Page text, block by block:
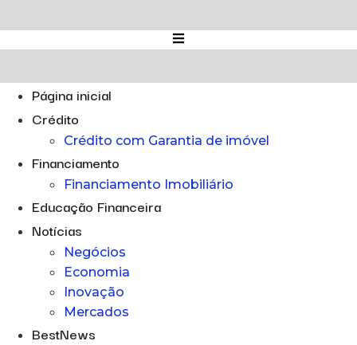
para
o
Página inicial
Crédito
Crédito com Garantia de imóvel
Financiamento
Financiamento Imobiliário
Educação Financeira
Notícias
Negócios
Economia
Inovação
Mercados
BestNews